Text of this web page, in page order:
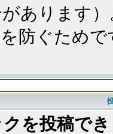
あります
防ぐためで
を投稿で